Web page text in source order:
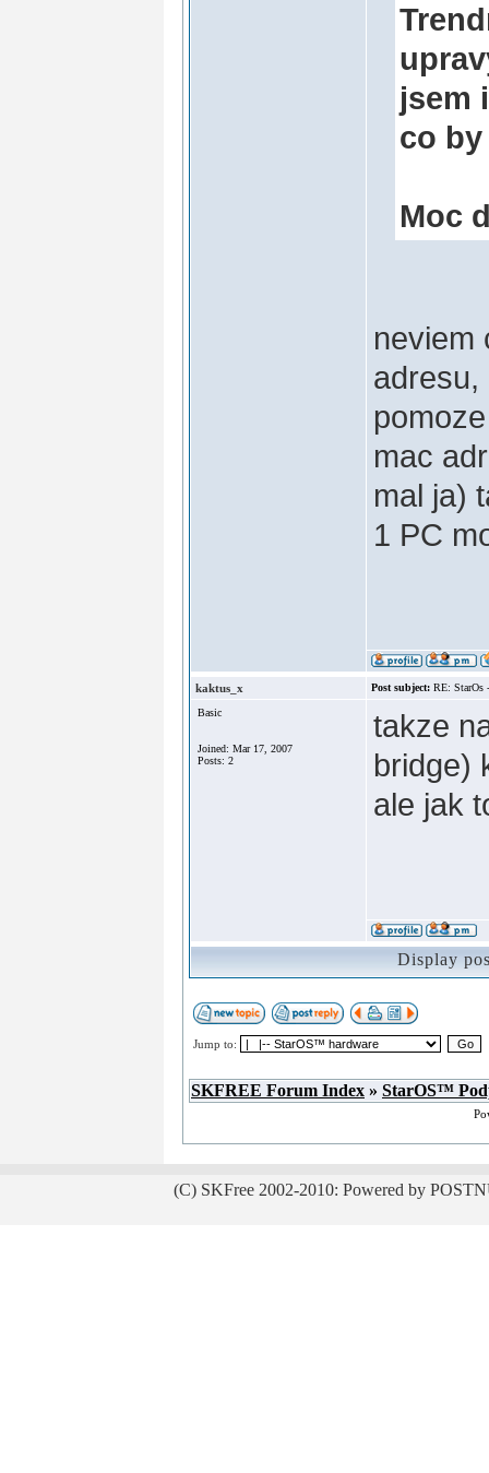
jsem
co
Moc
neviem
adresu,
mac
mal ja)
1 PC
kaktus_x Post subject: RE: StarOs
Basic
Joined: Mar 17, 2007
Posts: 2
takze
bridge)
ale jak
Display
Jump to:
SKFREE Forum Index » StarOS™
(C) SKFree 2002-2010: Powered by